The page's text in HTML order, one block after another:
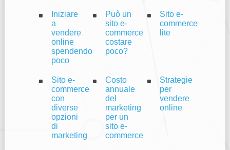
Iniziare
a
vendere
online
spendendo
poco
Può un
sito e-
commerce
costare
poco?
Sito e-
commerce
lite
Sito e-
commerce
con
diverse
opzioni
di
marketing
Costo
annuale
del
marketing
per un
sito e-
commerce
Strategie
per
vendere
online